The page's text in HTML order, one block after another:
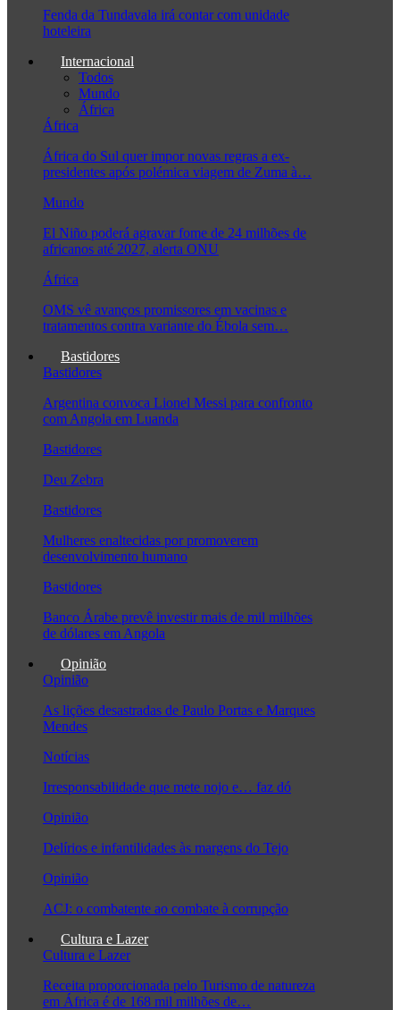
Fenda da Tundavala irá contar com unidade
hoteleira
Internacional
Todos
Mundo
África
África
África do Sul quer impor novas regras a ex-
presidentes após polémica viagem de Zuma à…
Mundo
El Niño poderá agravar fome de 24 milhões de
africanos até 2027, alerta ONU
África
OMS vê avanços promissores em vacinas e
tratamentos contra variante do Ébola sem…
Bastidores
Bastidores
Argentina convoca Lionel Messi para confronto
com Angola em Luanda
Bastidores
Deu Zebra
Bastidores
Mulheres enaltecidas por promoverem
desenvolvimento humano
Bastidores
Banco Árabe prevê investir mais de mil milhões
de dólares em Angola
Opinião
Opinião
As lições desastradas de Paulo Portas e Marques
Mendes
Notícias
Irresponsabilidade que mete nojo e… faz dó
Opinião
Delírios e infantilidades às margens do Tejo
Opinião
ACJ: o combatente ao combate à corrupção
Cultura e Lazer
Cultura e Lazer
Receita proporcionada pelo Turismo de natureza
em África é de 168 mil milhões de…